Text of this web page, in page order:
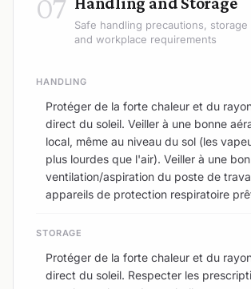
07
Safe handling precautions,
and workplace requirements
HANDLING
Protéger de la forte chaleur et du
direct du soleil. Veiller à une bonne
local, même au niveau du sol (les
plus lourdes que l'air). Veiller à une
ventilation/aspiration du poste de
appareils de protection respiratoire
STORAGE
Protéger de la forte chaleur et du
direct du soleil. Respecter les